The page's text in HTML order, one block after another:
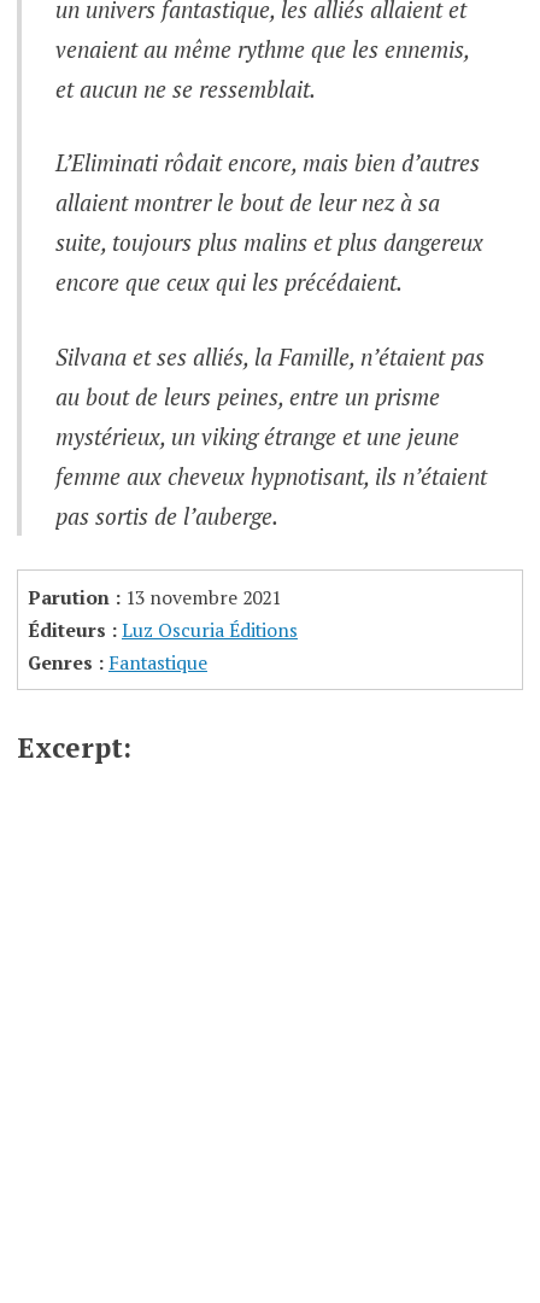
un univers fantastique, les alliés allaient et
venaient au même rythme que les ennemis,
et aucun ne se ressemblait.
L’Eliminati rôdait encore, mais bien d’autres
allaient montrer le bout de leur nez à sa
suite, toujours plus malins et plus dangereux
encore que ceux qui les précédaient.
Silvana et ses alliés, la Famille, n’étaient pas
au bout de leurs peines, entre un prisme
mystérieux, un viking étrange et une jeune
femme aux cheveux hypnotisant, ils n’étaient
pas sortis de l’auberge.
Parution : 13 novembre 2021
Éditeurs :Luz Oscuria Éditions
Genres : Fantastique
Excerpt: